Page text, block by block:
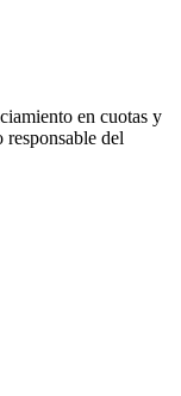
en cuotas y
del